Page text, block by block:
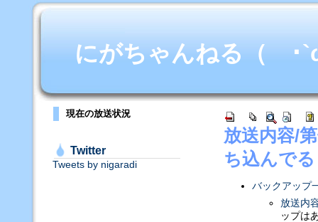
にがちゃんねる（ ･
現在の放送状況
Twitter
Tweets by nigaradi
放送内容/
ち込んで
バックアップ
放送内
ップは